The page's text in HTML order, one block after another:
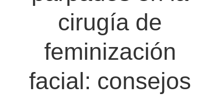
cirugía de
feminización
facial: consejos